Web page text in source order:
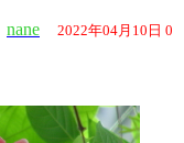
nane 2022年04月10日 0